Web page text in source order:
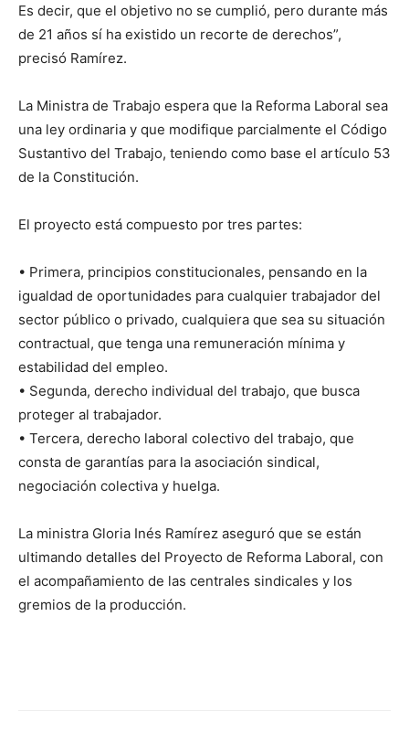
Es decir, que el objetivo no se cumplió, pero durante más
de 21 años sí ha existido un recorte de derechos”,
precisó Ramírez.
La Ministra de Trabajo espera que la Reforma Laboral sea
una ley ordinaria y que modifique parcialmente el Código
Sustantivo del Trabajo, teniendo como base el artículo 53
de la Constitución.
El proyecto está compuesto por tres partes:
• Primera, principios constitucionales, pensando en la
igualdad de oportunidades para cualquier trabajador del
sector público o privado, cualquiera que sea su situación
contractual, que tenga una remuneración mínima y
estabilidad del empleo.
• Segunda, derecho individual del trabajo, que busca
proteger al trabajador.
• Tercera, derecho laboral colectivo del trabajo, que
consta de garantías para la asociación sindical,
negociación colectiva y huelga.
La ministra Gloria Inés Ramírez aseguró que se están
ultimando detalles del Proyecto de Reforma Laboral, con
el acompañamiento de las centrales sindicales y los
gremios de la producción.